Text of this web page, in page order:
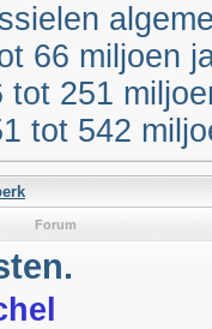
66 miljoen
tot 251
tot 542
Forum